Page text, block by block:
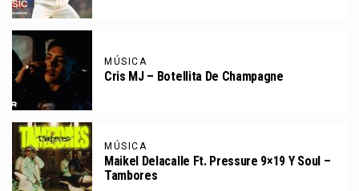
MÚSICA
Cris MJ – Botellita De Champagne
MÚSICA
Maikel Delacalle Ft. Pressure 9×19 Y Soul –
Tambores